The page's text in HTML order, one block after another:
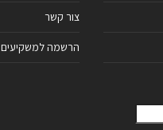
צור קשר
הרשמה למשקיעים